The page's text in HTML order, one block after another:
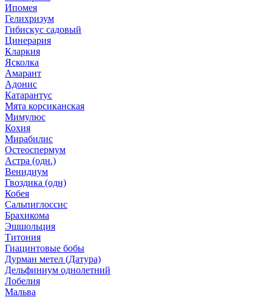
Ипомея
Гелихризум
Гибискус садовый
Цинерария
Кларкия
Ясколка
Амарант
Адонис
Катарантус
Мята корсиканская
Мимулюс
Кохия
Мирабилис
Остеоспермум
Астра (одн.)
Венидиум
Гвоздика (одн)
Кобея
Сальпиглоссис
Брахикома
Эшшольция
Титония
Гиацинтовые бобы
Дурман метел (Датура)
Дельфиниум однолетний
Лобелия
Мальва